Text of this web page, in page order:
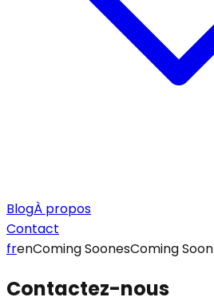
BlogÀ propos
Contact
frenComing SoonesComing Soon
Contactez-nous